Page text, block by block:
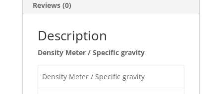
Reviews (0)
Description
Density Meter / Specific gravity
Density Meter / Specific gravity